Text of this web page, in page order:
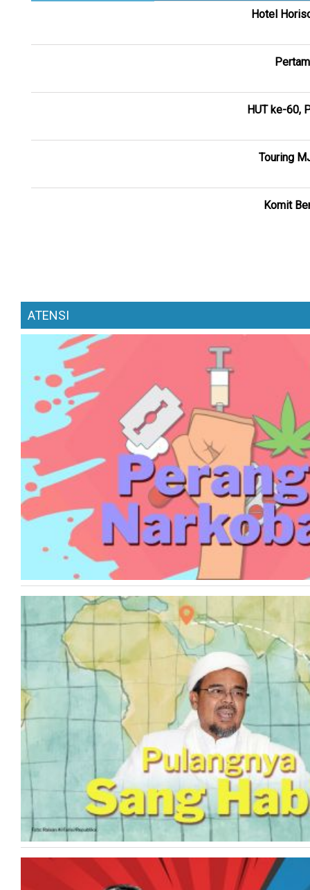
Hotel
HUT ke-60,
Touring
Komit
ATENSI